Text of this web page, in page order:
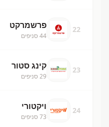
22 פרשמרקט
44 סניפים
23 קינג סטור
29 סניפים
24 ויקטורי
73 סניפים